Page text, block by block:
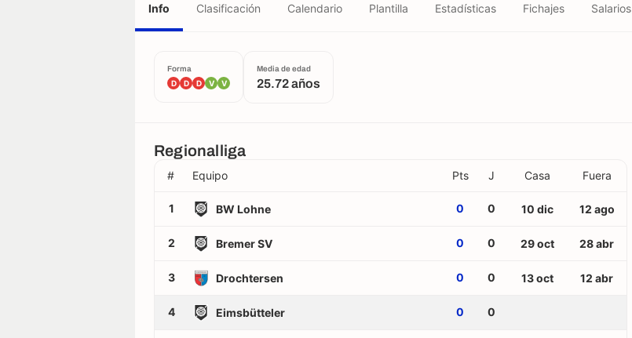
Info Clasificación Calendario Plantilla Estadísticas Fichajes Salarios
Forma
D D D V V
Media de edad
25.72 años
Regionalliga
# Equipo Pts J Casa Fuera
1 BW Lohne 0 0 10 dic 12 ago
2 Bremer SV 0 0 29 oct 28 abr
3 Drochtersen 0 0 13 oct 12 abr
4 Eimsbütteler 0 0